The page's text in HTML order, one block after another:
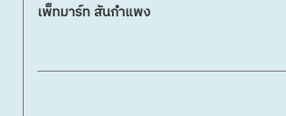
เพ็ทมาร์ท สันกำแพง